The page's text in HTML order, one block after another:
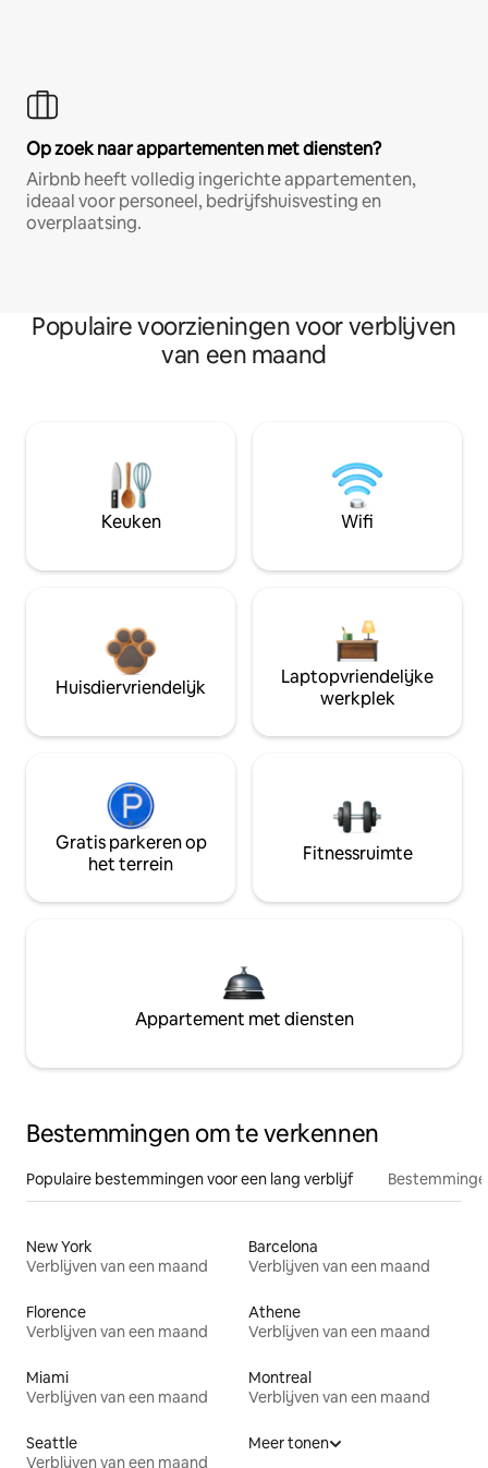
Op zoek naar appartementen met diensten?
Airbnb heeft volledig ingerichte appartementen,
ideaal voor personeel, bedrijfshuisvesting en
overplaatsing.
Populaire voorzieningen voor verblijven
van een maand
Keuken Wifi
Huisdiervriendelijk
Laptopvriendelijke
werkplek
Gratis parkeren op
het terrein
Fitnessruimte
Appartement met diensten
Bestemmingen om te verkennen
Populaire bestemmingen voor een lang verblijf
New York
Verblijven van een maand
Barcelona
Verblijven van een maand
Florence
Verblijven van een maand
Athene
Verblijven van een maand
Miami
Verblijven van een maand
Montreal
Verblijven van een maand
Seattle
Verblijven van een maand
Meer tonen